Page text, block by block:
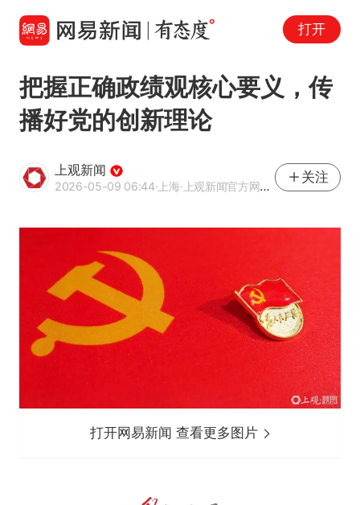
打开
把握正确政绩观核心要义，传
播好党的创新理论
上观新闻
2026-05-09 06:44·上海·上观新闻官方网易号
关注
打开网易新闻 查看更多图片